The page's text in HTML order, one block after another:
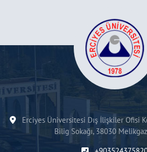
Erciyes Üniversitesi Dış İlişkiler Ofisi
Bilig Sokağı, 38030